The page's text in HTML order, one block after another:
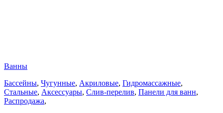
Ванны
Бассейны, Чугунные, Акриловые, Гидромассажные,
Стальные, Аксессуары, Слив-перелив, Панели для ванн,
Распродажа,